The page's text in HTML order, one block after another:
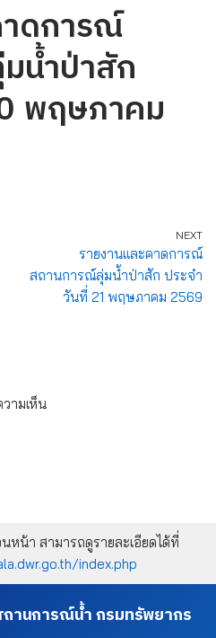
าดการณ์
น้ำป่าสัก
พฤษภาคม
NEXT
รายงานและคาดการณ์
สถานการณ์ลุ่มน้ำป่าสัก ประจำ
วันที่ 21 พฤษภาคม 2569
ามเห็น
น้า สามารถดูรายละเอียดได้ที่
index.php
ถานการณ์น้ำ กรมทรัพยากร